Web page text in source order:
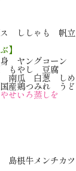
ししゃも 帆立
】
ヤングコーン
もやし 豆腐
南瓜 白葱 しめ
国産鶏つみれ う
せいろ蒸しを
島根牛メンチカツ